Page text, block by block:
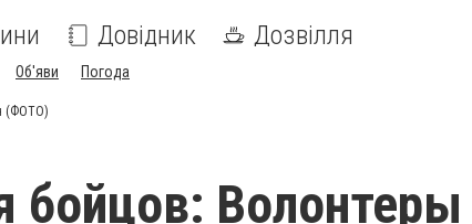
Довідник Дозвілля
Об'яви Погода
(ФОТО)
бойцов: Волонтеры